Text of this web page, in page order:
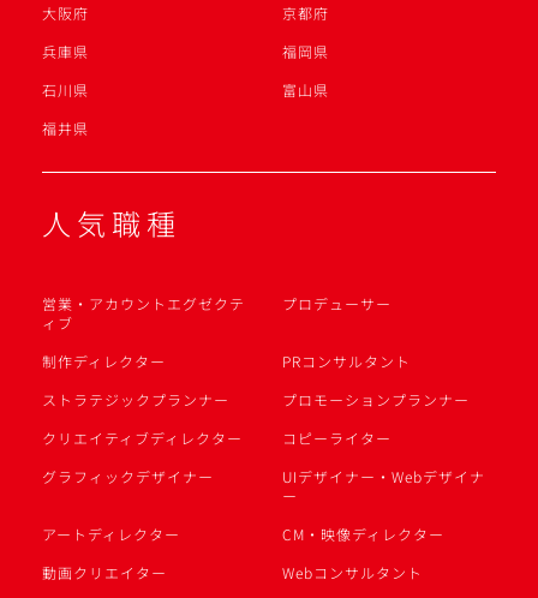
大阪府
京都府
兵庫県
福岡県
石川県
富山県
福井県
人気職種
営業・アカウントエグゼクテ
ィブ
プロデューサー
制作ディレクター
PRコンサルタント
ストラテジックプランナー
プロモーションプランナー
クリエイティブディレクター
コピーライター
グラフィックデザイナー
UIデザイナー・Webデザイナ
ー
アートディレクター
CM・映像ディレクター
動画クリエイター
Webコンサルタント